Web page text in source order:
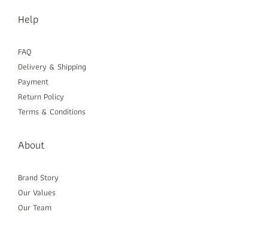
Help
FAQ
Delivery & Shipping
Payment
Return Policy
Terms & Conditions
About
Brand Story
Our Values
Our Team